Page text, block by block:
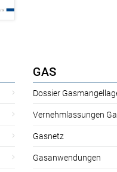
GAS
Dossier
Vernehmlassungen
Gasnetz
Gasanwendungen